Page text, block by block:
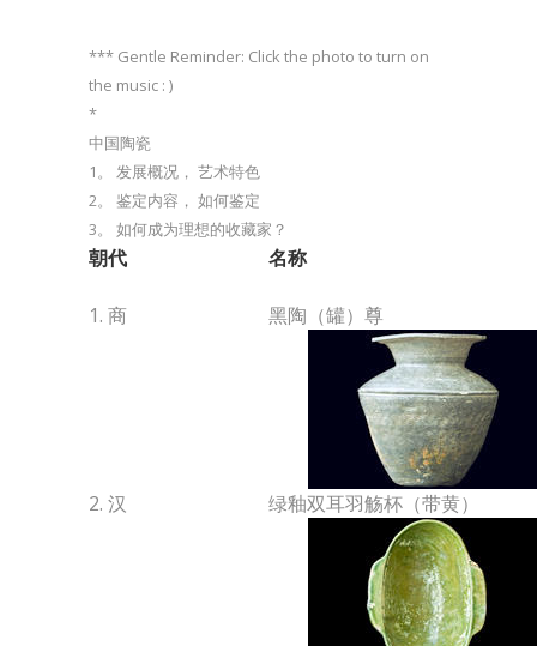
*** Gentle Reminder: Click the photo to turn on
the music : )
*
中国陶瓷
1。 发展概况， 艺术特色
2。 鉴定内容， 如何鉴定
3。 如何成为理想的收藏家？
朝代 名称
1. 商 黑陶（罐）尊
2. 汉 绿釉双耳羽觞杯（带黄）